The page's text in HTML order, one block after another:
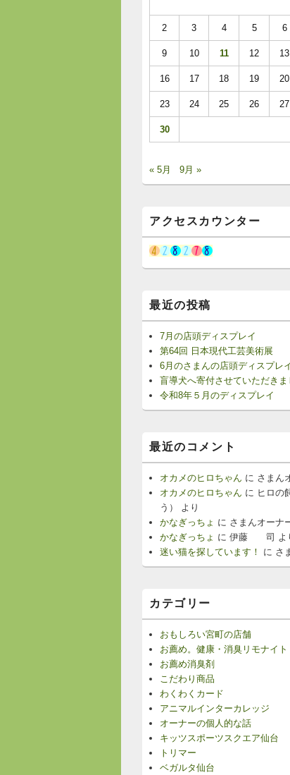
2 3 4 5 6
9 10 11 12 13
16 17 18 19 20
23 24 25 26 27
30
« 5月 9月 »
アクセスカウンター
最近の投稿
7月の店頭ディスプレイ
第64回 日本現代工芸美術展
6月のさまんの店頭ディスプレ
盲導犬へ寄付させていただきま
令和8年５月のディスプレイ
最近のコメント
オカメのヒロちゃん に さまん
オカメのヒロちゃん に ヒロの
う）
より
かなぎっちょ に さまんオーナ
かなぎっちょ に 伊藤 司 よ
迷い猫を探しています！
に さ
カテゴリー
おもしろい宮町の店舗
お薦め。健康・消臭リモナイト
お薦め消臭剤
こだわり商品
わくわくカード
アニマルインターカレッジ
オーナーの個人的な話
キッツスポーツスクエア仙台
トリマー
ベガルタ仙台